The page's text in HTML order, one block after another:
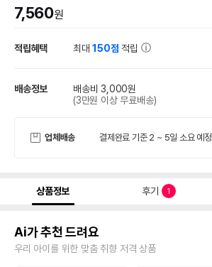
7,560원
적립혜택 최대150점 적립
배송정보
배송비 3,000원
(3만원 이상 무료배송)
업체배송 결제완료 기준 2 ~ 5일 소요 예정
상품정보 후기 1
Ai가 추천 드려요
우리 아이를 위한 맞춤 취향 저격 상품